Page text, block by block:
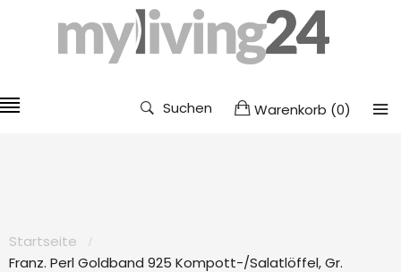
Suchen Warenkorb (0)
Startseite
Franz. Perl Goldband 925 Kompott-/Salatlöffel, Gr.